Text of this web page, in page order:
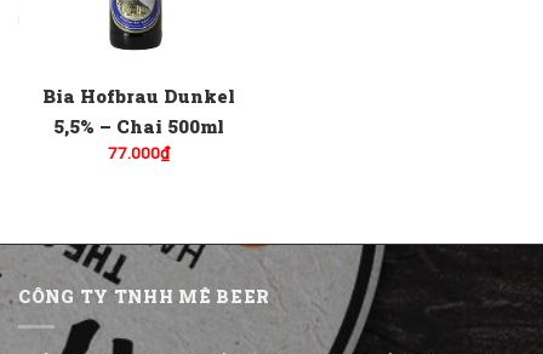
Bia Hofbrau Dunkel
5,5% – Chai 500ml
77.000₫
CÔNG TY TNHH MÊ BEER